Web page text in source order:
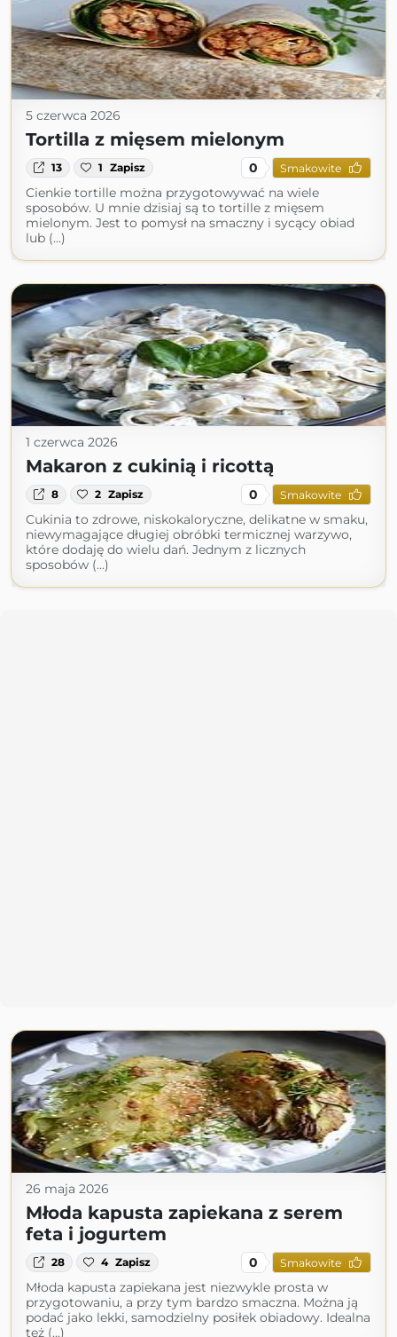
5 czerwca 2026
Tortilla z mięsem mielonym
13 1 Zapisz 0 Smakowite
Cienkie tortille można przygotowywać na wiele
sposobów. U mnie dzisiaj są to tortille z mięsem
mielonym. Jest to pomysł na smaczny i sycący obiad
lub (...)
1 czerwca 2026
Makaron z cukinią i ricottą
8 2 Zapisz 0 Smakowite
Cukinia to zdrowe, niskokaloryczne, delikatne w smaku,
niewymagające długiej obróbki termicznej warzywo,
które dodaję do wielu dań. Jednym z licznych
sposobów (...)
26 maja 2026
Młoda kapusta zapiekana z serem
feta i jogurtem
28 4 Zapisz 0 Smakowite
Młoda kapusta zapiekana jest niezwykle prosta w
przygotowaniu, a przy tym bardzo smaczna. Można ją
podać jako lekki, samodzielny posiłek obiadowy. Idealna
też (...)